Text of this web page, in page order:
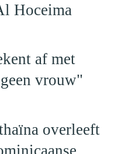
Hoceima
af met
vrouw"
overleeft